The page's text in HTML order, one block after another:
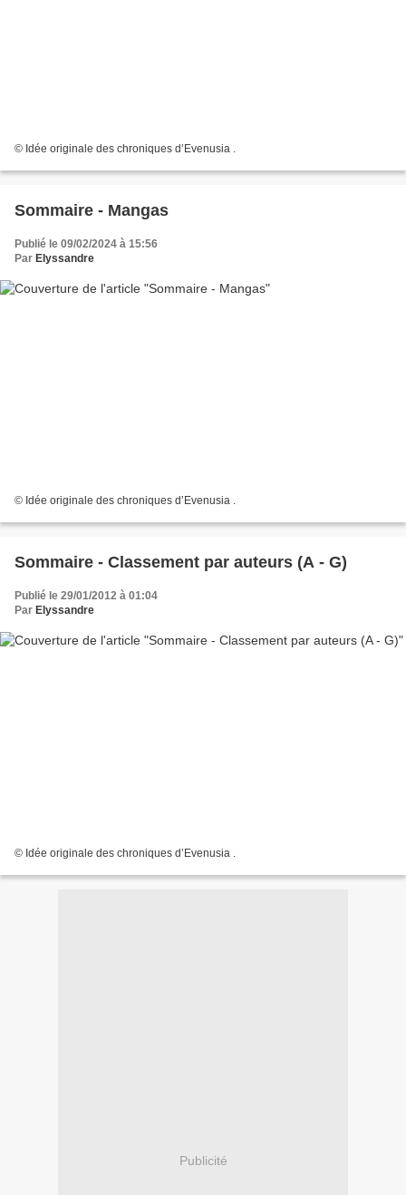
© Idée originale des chroniques d’Evenusia .
Sommaire - Mangas
Publié le 09/02/2024 à 15:56
Par Elyssandre
© Idée originale des chroniques d’Evenusia .
Sommaire - Classement par auteurs (A - G)
Publié le 29/01/2012 à 01:04
Par Elyssandre
© Idée originale des chroniques d’Evenusia .
Publicité